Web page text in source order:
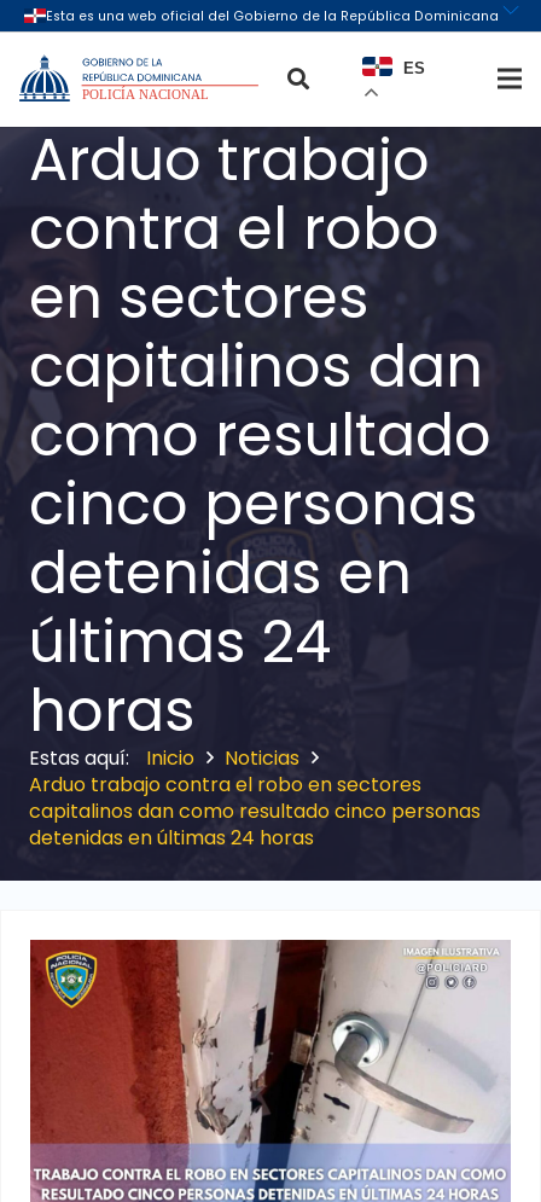
ES
Arduo trabajo
contra el robo
en sectores
capitalinos dan
como resultado
cinco personas
detenidas en
últimas 24
horas
Inicio
Noticias
Arduo trabajo contra el robo en sectores
capitalinos dan como resultado cinco personas
detenidas en últimas 24 horas